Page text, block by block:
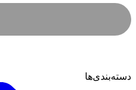
دسته‌بندی‌ها